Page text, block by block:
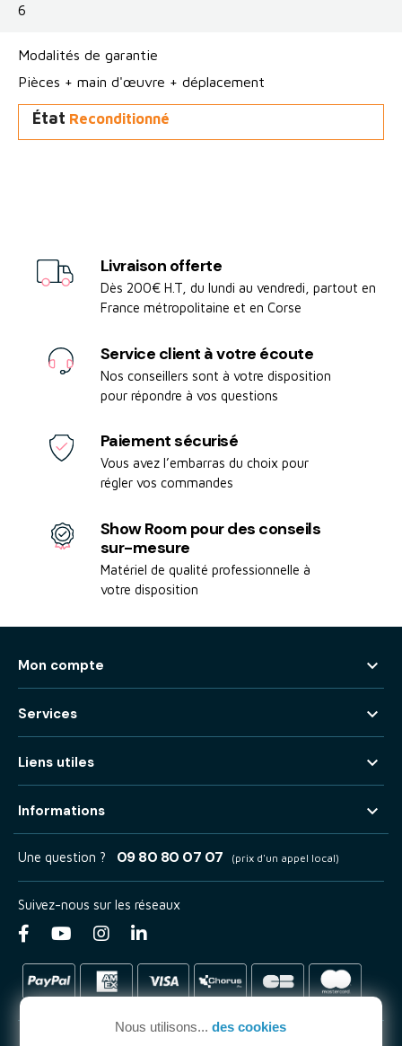
6
Modalités de garantie
Pièces + main d'œuvre + déplacement
État Reconditionné
Livraison offerte
Dès 200€ H.T, du lundi au vendredi, partout en
France métropolitaine et en Corse
Service client à votre écoute
Nos conseillers sont à votre disposition
pour répondre à vos questions
Paiement sécurisé
Vous avez l’embarras du choix pour
régler vos commandes
Show Room pour des conseils
sur-mesure
Matériel de qualité professionnelle à
votre disposition
Mon compte 
Services 
Liens utiles 
Informations 
Nous utilisons... des cookies
Une question ? 09 80 80 07 07 (prix d'un appel local)
Suivez-nous sur les réseaux